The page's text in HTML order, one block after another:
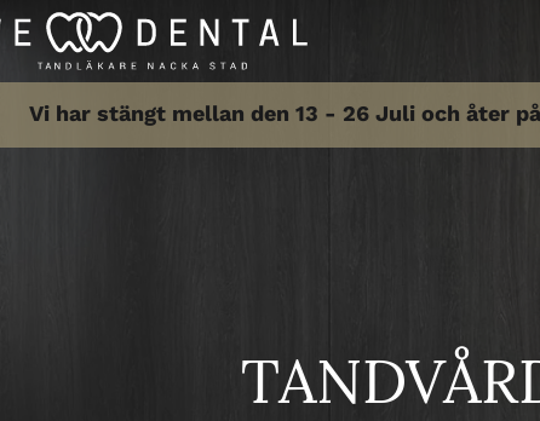
Vi har stängt mellan den 13 - 26 Juli och åter